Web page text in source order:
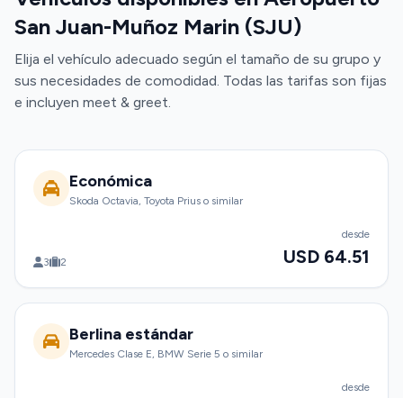
San Juan-Muñoz Marin (SJU)
Elija el vehículo adecuado según el tamaño de su grupo y
sus necesidades de comodidad. Todas las tarifas son fijas
e incluyen meet & greet.
Económica
Skoda Octavia, Toyota Prius o similar
3 2
desde
USD 64.51
Berlina estándar
Mercedes Clase E, BMW Serie 5 o similar
desde